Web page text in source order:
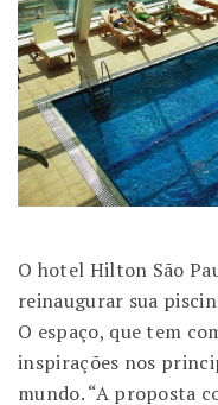
O hotel Hilton São
reinaugurar sua
O espaço, que tem
inspirações nos
mundo. “A proposta